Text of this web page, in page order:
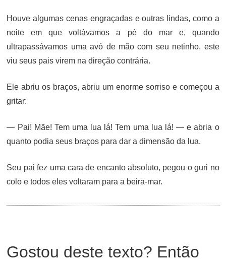
Houve algumas cenas engraçadas e outras lindas, como a
noite em que voltávamos a pé do mar e, quando
ultrapassávamos uma avó de mão com seu netinho, este
viu seus pais virem na direção contrária.
Ele abriu os braços, abriu um enorme sorriso e começou a
gritar:
— Pai! Mãe! Tem uma lua lá! Tem uma lua lá! — e abria o
quanto podia seus braços para dar a dimensão da lua.
Seu pai fez uma cara de encanto absoluto, pegou o guri no
colo e todos eles voltaram para a beira-mar.
Gostou deste texto? Então